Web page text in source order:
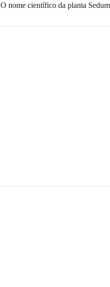
O nome científico da planta